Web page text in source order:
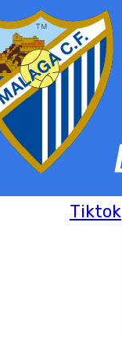
Tiktok